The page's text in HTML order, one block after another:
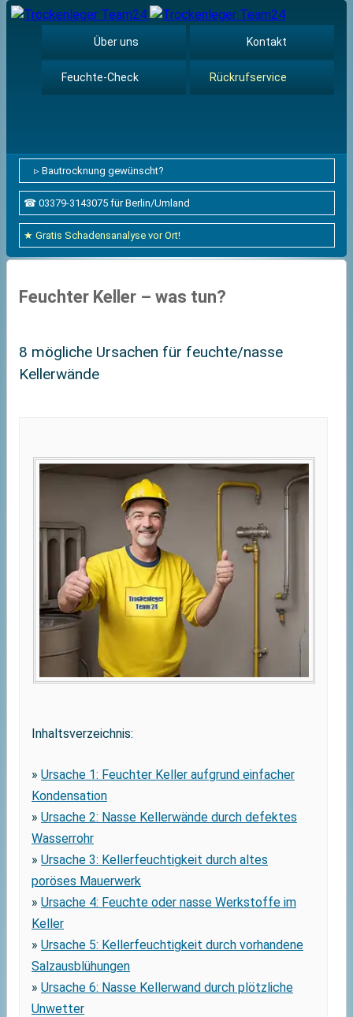
Kontakt
Über uns
Rückrufservice
Feuchte-Check
▹ Bautrocknung gewünscht?
☎ 03379-3143075 für Berlin/Umland
★ Gratis Schadensanalyse vor Ort!
Feuchter Keller – was tun?
8 mögliche Ursachen für feuchte/nasse
Kellerwände
Inhaltsverzeichnis:
» Ursache 1: Feuchter Keller aufgrund einfacher
Kondensation
» Ursache 2: Nasse Kellerwände durch defektes
Wasserrohr
» Ursache 3: Kellerfeuchtigkeit durch altes
poröses Mauerwerk
» Ursache 4: Feuchte oder nasse Werkstoffe im
Keller
» Ursache 5: Kellerfeuchtigkeit durch vorhandene
Salzausblühungen
» Ursache 6: Nasse Kellerwand durch plötzliche
Unwetter